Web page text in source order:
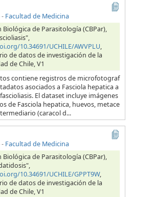
- Facultad de Medicina
Biológica de Parasitología (CBPar),
10.34691/UCHILE/AWVPLU,
de datos de investigación de la
de Chile, V1
contiene registros de microfotograf
asociados a Fasciola hepatica a
El dataset incluye imágenes
de Fasciola hepatica, huevos, metace
(caracol d...
- Facultad de Medicina
Biológica de Parasitología (CBPar),
10.34691/UCHILE/GPPT9W,
de datos de investigación de la
de Chile, V1